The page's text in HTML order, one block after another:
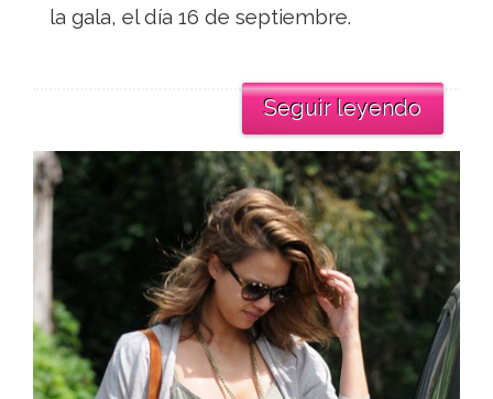
la gala, el día 16 de septiembre.
Seguir leyendo